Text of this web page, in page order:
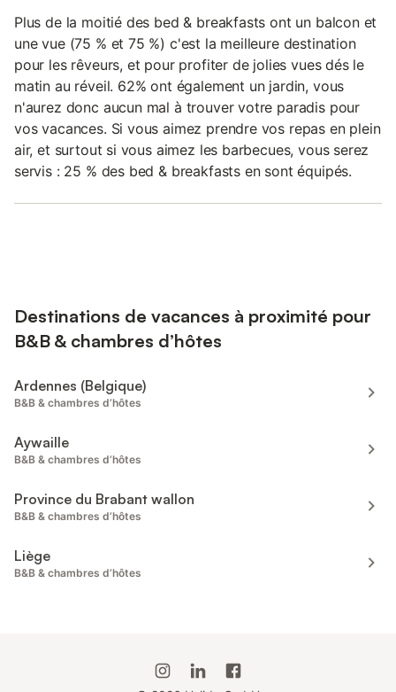
Plus de la moitié des bed & breakfasts ont un balcon et
une vue (75 % et 75 %) c'est la meilleure destination
pour les rêveurs, et pour profiter de jolies vues dés le
matin au réveil. 62% ont également un jardin, vous
n'aurez donc aucun mal à trouver votre paradis pour
vos vacances. Si vous aimez prendre vos repas en plein
air, et surtout si vous aimez les barbecues, vous serez
servis : 25 % des bed & breakfasts en sont équipés.
Destinations de vacances à proximité pour
B&B & chambres d’hôtes
Ardennes (Belgique)
B&B & chambres d’hôtes
Aywaille
B&B & chambres d’hôtes
Province du Brabant wallon
B&B & chambres d’hôtes
Liège
B&B & chambres d’hôtes